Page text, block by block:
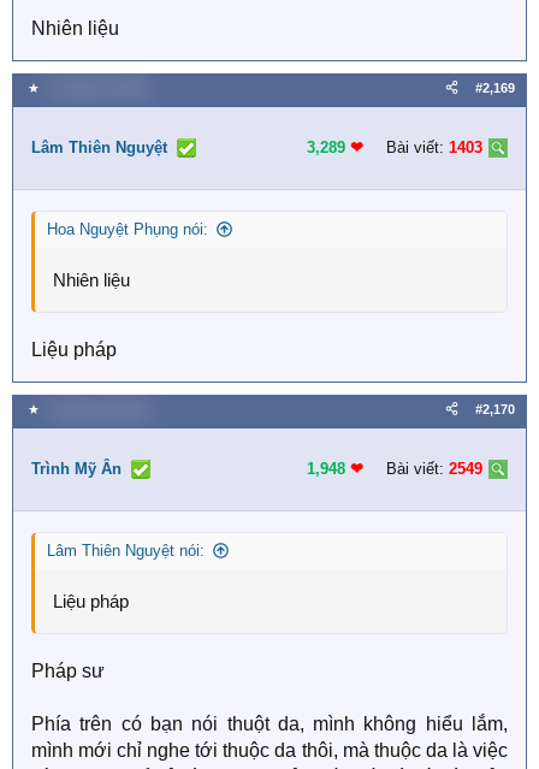
Nhiên liệu
★ #2,169
Lâm Thiên Nguyệt 3,289 ❤︎ Bài viết: 1403
Hoa Nguyệt Phụng nói:
Nhiên liệu
Liệu pháp
★ #2,170
Trình Mỹ Ân 1,948 ❤︎ Bài viết: 2549
Lâm Thiên Nguyệt nói:
Liệu pháp
Pháp sư
Phía trên có bạn nói thuột da, mình không hiểu lắm,
mình mới chỉ nghe tới thuộc da thôi, mà thuộc da là việc